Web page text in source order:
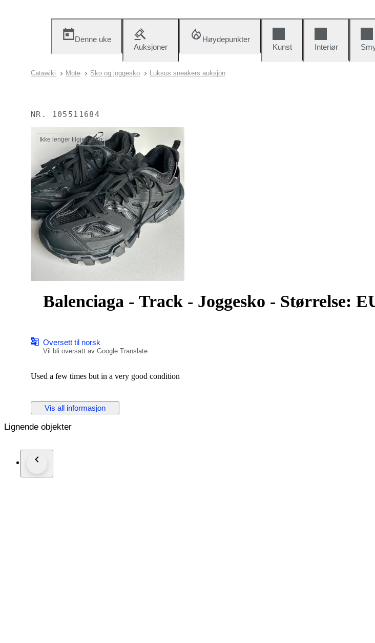
Denne uke
Auksjoner
Høydepunkter
Kunst
Interiør
Catawiki Mote Sko og joggesko Luksus sneakers auksjon
NR. 105511684
Ikke lenger tilgjengelig
Balenciaga - Track - Joggesko - Størrelse:
Oversett til norsk
Vil bli oversatt av Google Translate
Used a few times but in a very good condition
Vis all informasjon
Lignende objekter